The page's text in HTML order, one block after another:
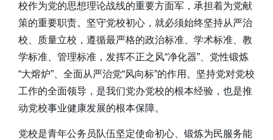
校作为党的思想理论战线的重要方面军，承担着为党献
策的重要职责。坚守党校初心，就必须始终坚持从严治
校、质量立校，遵循最严格的政治标准、学术标准、教
学标准、管理标准，发挥不正之风“净化器”、党性锻炼
“大熔炉”、全面从严治党“风向标”的作用。坚持党对党校
工作的全面领导，是我们党办党校的根本经验，也是推
动党校事业健康发展的根本保障。
党校是青年公务员队伍坚定使命初心、锻炼为民服务能